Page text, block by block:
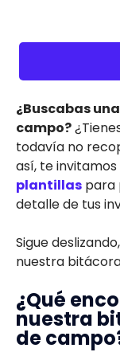
¿Buscabas
campo?
todavía no
así, te invitamos
plantillas para
detalle de tus
Sigue
nuestra
¿Qué
nuestra
de